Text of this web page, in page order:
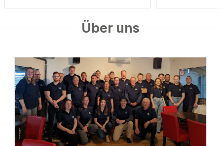
Über uns